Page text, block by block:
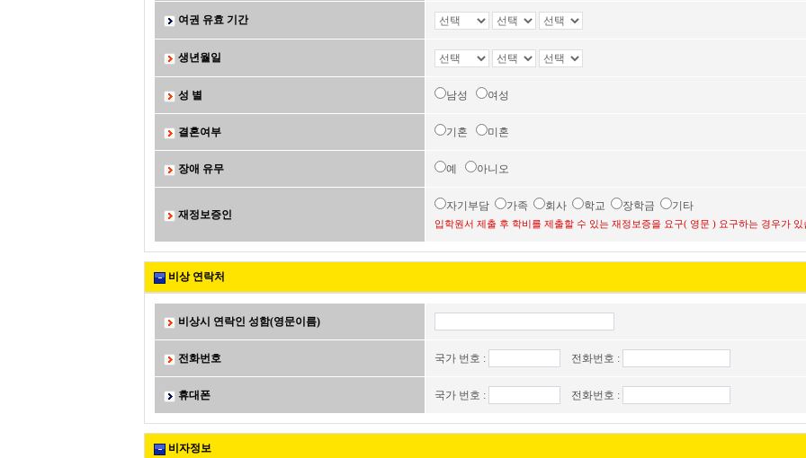
여권 유효 기간
생년월일
성 별 남성 여성
결혼여부 기혼 미혼
장애 유무 예 아니오
재정보증인
자기부담 가족 회사 학교 장학금 기타
입학원서 제출 후 학비를 제출할 수 있는 재정보증을 요구( 영문 ) 요구하는 경우가 있
비상 연락처
비상시 연락인 성함(영문이름)
전화번호 국가 번호 : 전화번호 :
휴대폰 국가 번호 : 전화번호 :
비자정보